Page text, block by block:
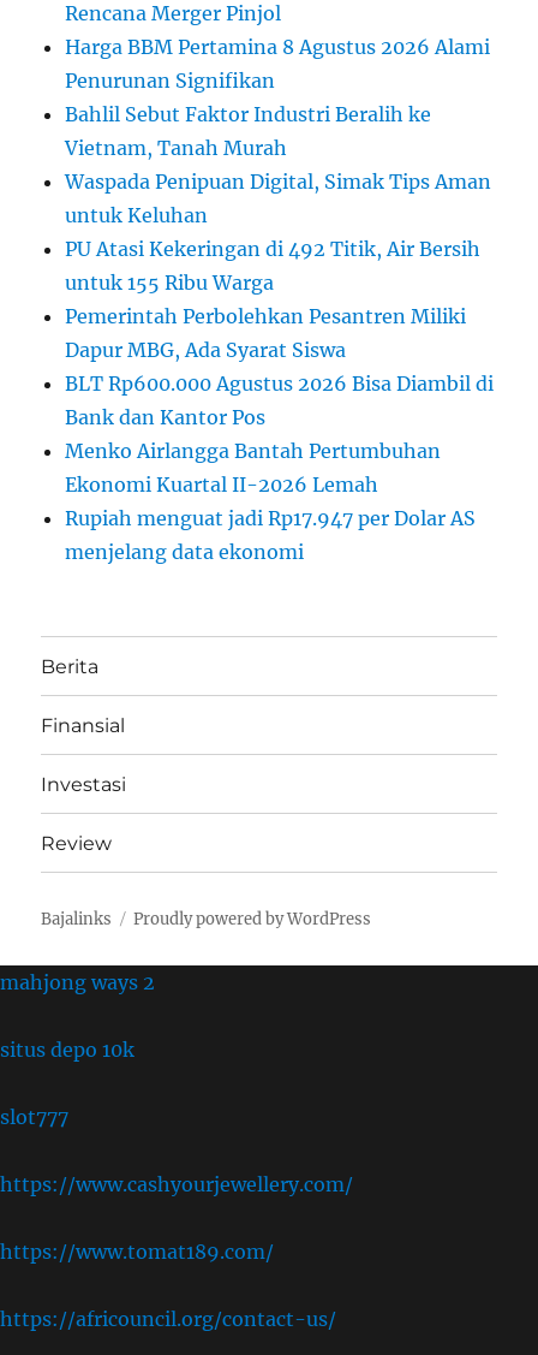
Rencana Merger Pinjol
Harga BBM Pertamina 8 Agustus 2026 Alami
Penurunan Signifikan
Bahlil Sebut Faktor Industri Beralih ke
Vietnam, Tanah Murah
Waspada Penipuan Digital, Simak Tips Aman
untuk Keluhan
PU Atasi Kekeringan di 492 Titik, Air Bersih
untuk 155 Ribu Warga
Pemerintah Perbolehkan Pesantren Miliki
Dapur MBG, Ada Syarat Siswa
BLT Rp600.000 Agustus 2026 Bisa Diambil di
Bank dan Kantor Pos
Menko Airlangga Bantah Pertumbuhan
Ekonomi Kuartal II-2026 Lemah
Rupiah menguat jadi Rp17.947 per Dolar AS
menjelang data ekonomi
Berita
Finansial
Investasi
Review
Bajalinks Proudly powered by WordPress
mahjong ways 2
situs depo 10k
slot777
https://www.cashyourjewellery.com/
https://www.tomat189.com/
https://africouncil.org/contact-us/